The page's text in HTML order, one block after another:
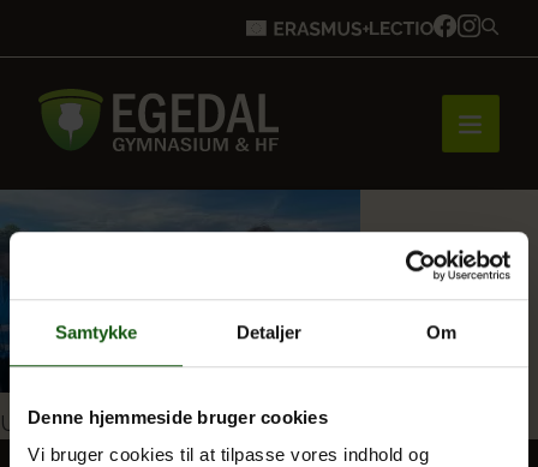
Samtykke Detaljer Om
Denne hjemmeside bruger cookies
Vi bruger cookies til at tilpasse vores indhold og
Forside
Brobygning
Bliv elev
Indlægsnavigation
Udgivet i1g på Folkemødet